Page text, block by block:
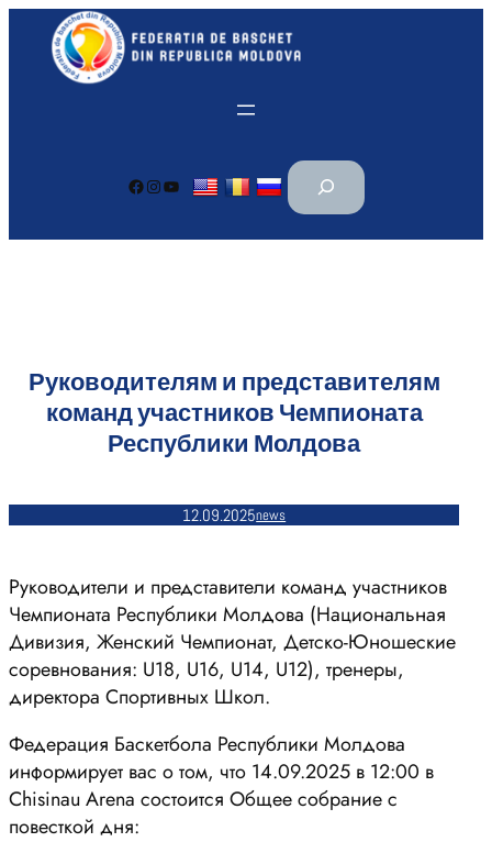
Перейти
содержимому
Facebook Instagram YouTube
П
и
Руководителям и представителям
команд участников Чемпионата
Республики Молдова
12.09.2025news
Руководители и представители команд участников
Чемпионата Республики Молдова (Национальная
Дивизия, Женский Чемпионат, Детско-Юношеские
соревнования: U18, U16, U14, U12), тренеры,
директора Спортивных Школ.
Федерация Баскетбола Республики Молдова
информирует вас о том, что 14.09.2025 в 12:00 в
Chisinau Arena состоится Общее собрание с
повесткой дня: